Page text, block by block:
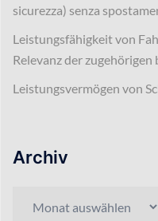
sicurezza) senza
Leistungsfähigkeit von
Relevanz der
Leistungsvermögen von
Archiv